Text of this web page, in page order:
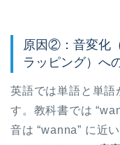
原因②：音変化
ラッピング）へ
英語では単語と単語
す。教科書では
音は “wanna” に近